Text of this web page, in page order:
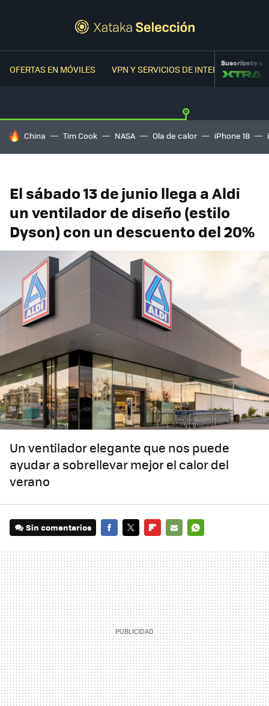
OFERTAS EN MÓVILES VPN Y SERVICIOS DE INTERNETSuscríbete a
HOY SE HABLA DE
China Tim Cook NASA Ola de calor iPhone 18
El sábado 13 de junio llega a Aldi
un ventilador de diseño (estilo
Dyson) con un descuento del 20%
Un ventilador elegante que nos puede
ayudar a sobrellevar mejor el calor del
verano
Sin comentarios
MAIL